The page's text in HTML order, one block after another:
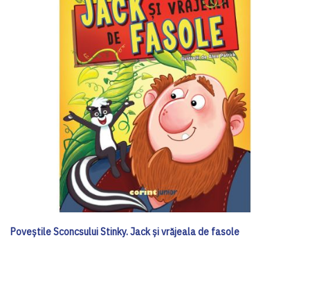
Poveștile Sconcsului Stinky. Jack și vrăjeala de fasole